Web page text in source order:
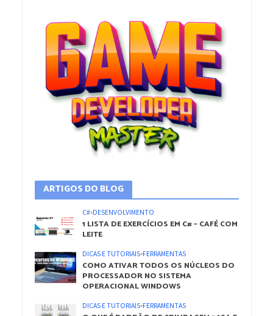
ARTIGOS DO BLOG
C#•DESENVOLVIMENTO
1 LISTA DE EXERCÍCIOS EM C# – CAFÉ COM
LEITE
DICAS E TUTORIAIS•FERRAMENTAS
COMO ATIVAR TODOS OS NÚCLEOS DO
PROCESSADOR NO SISTEMA
OPERACIONAL WINDOWS
DICAS E TUTORIAIS•FERRAMENTAS